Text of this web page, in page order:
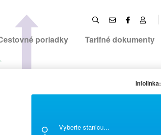
poriadky Tarifné dokumenty
Infolinka: